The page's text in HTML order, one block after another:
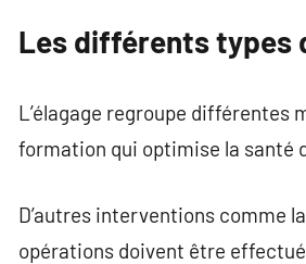
Les différents types
L’élagage regroupe différentes
formation qui optimise la santé
D’autres interventions comme
opérations doivent être